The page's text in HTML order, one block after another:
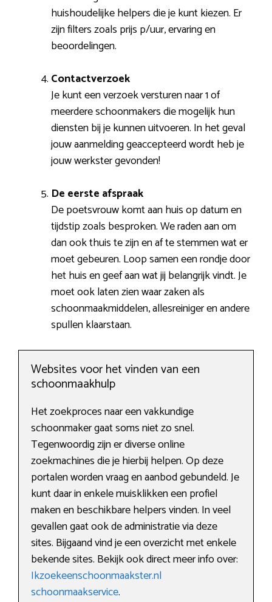
huishoudelijke helpers die je kunt kiezen. Er
zijn filters zoals prijs p/uur, ervaring en
beoordelingen.
Contactverzoek
Je kunt een verzoek versturen naar 1 of
meerdere schoonmakers die mogelijk hun
diensten bij je kunnen uitvoeren. In het geval
jouw aanmelding geaccepteerd wordt heb je
jouw werkster gevonden!
De eerste afspraak
De poetsvrouw komt aan huis op datum en
tijdstip zoals besproken. We raden aan om
dan ook thuis te zijn en af te stemmen wat er
moet gebeuren. Loop samen een rondje door
het huis en geef aan wat jij belangrijk vindt. Je
moet ook laten zien waar zaken als
schoonmaakmiddelen, allesreiniger en andere
spullen klaarstaan.
Websites voor het vinden van een
schoonmaakhulp
Het zoekproces naar een vakkundige
schoonmaker gaat soms niet zo snel.
Tegenwoordig zijn er diverse online
zoekmachines die je hierbij helpen. Op deze
portalen worden vraag en aanbod gebundeld. Je
kunt daar in enkele muisklikken een profiel
maken en beschikbare helpers vinden. In veel
gevallen gaat ook de administratie via deze
sites. Bijgaand vind je een overzicht met enkele
bekende sites. Bekijk ook direct meer info over:
Ikzoekeenschoonmaakster.nl
schoonmaakservice.